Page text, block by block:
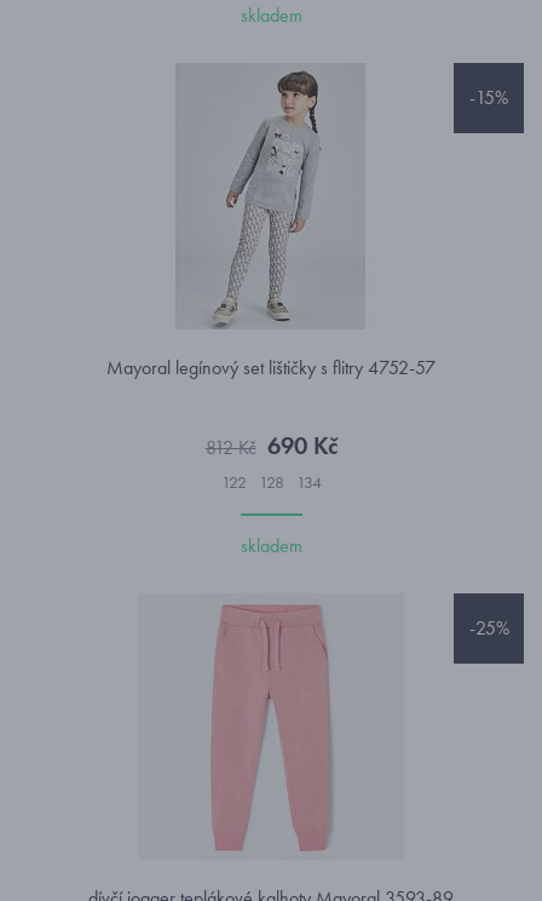
skladem
-15%
Mayoral legínový set lištičky s flitry 4752-57
812 Kč 690 Kč
122 128 134
skladem
-25%